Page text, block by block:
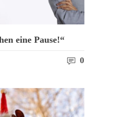
eine Pause!“
0